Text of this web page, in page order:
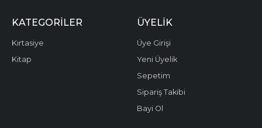
KATEGORILER
Kırtasiye
Kitap
ÜYELIK
Üye Girişi
Yeni Üyelik
Sepetim
Sipariş Takibi
Bayi Ol